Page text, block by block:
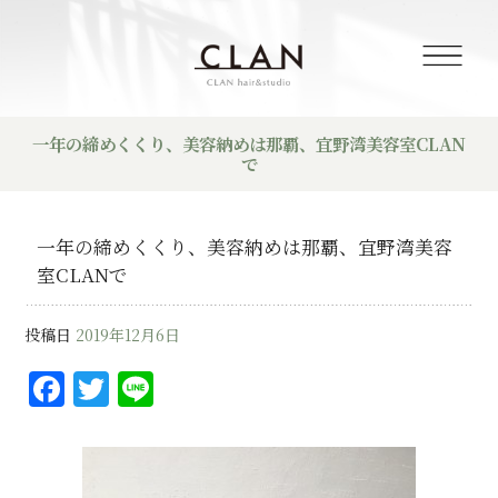
一年の締めくくり、美容納めは那覇、宜野湾美容室CLAN
で
一年の締めくくり、美容納めは那覇、宜野湾美容
室CLANで
投稿日 2019年12月6日
F
a
c
T
w
it e